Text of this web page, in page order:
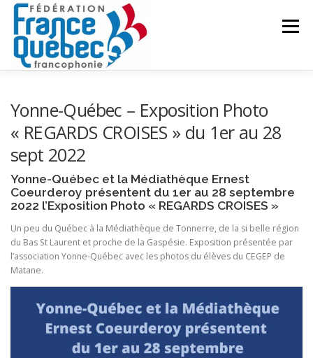
Aller
contenu
Menu
ACTUALITÉS
INTRANET
Yonne-Québec – Exposition Photo
« REGARDS CROISES » du 1er au 28
sept 2022
Yonne-Québec et la Médiathèque Ernest
Coeurderoy présentent du 1er au 28 septembre
2022 l’Exposition Photo « REGARDS CROISES »
Un peu du Québec à la Médiathèque de Tonnerre, de la si belle région
du Bas St Laurent et proche de la Gaspésie. Exposition présentée par
l’association Yonne-Québec avec les photos du élèves du CEGEP de
Matane.